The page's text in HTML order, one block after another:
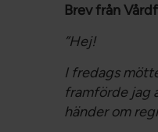
Brev från
”Hej!
I fredags
framförde jag
händer om